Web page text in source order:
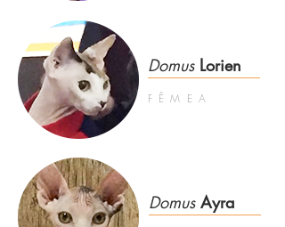
Domus Lorien
FÊMEA
Domus Ayra